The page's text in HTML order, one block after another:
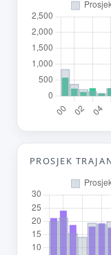
PROSJEK
E-mail
Ne moraš upisati e-